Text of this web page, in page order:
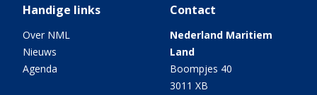
Handige links
Over NML
Nieuws
Agenda
Contact
Nederland Maritiem
Land
Boompjes 40
3011 XB